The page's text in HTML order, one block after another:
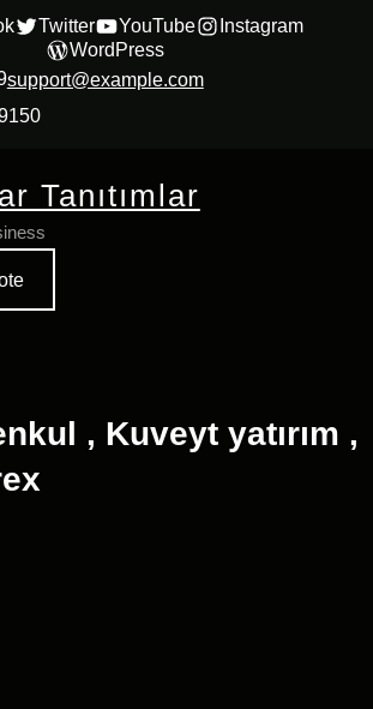
Twitter YouTube
Instagram
WordPress
support@example.com
Tanıtımlar
, Kuveyt yatırım ,